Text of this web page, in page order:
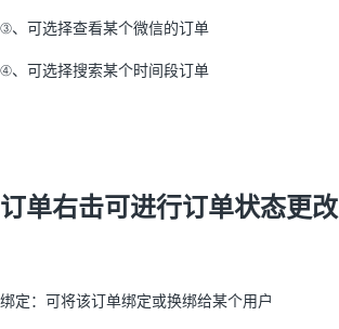
③、可选择查看某个微信的订单
④、可选择搜索某个时间段订单
订单右击可进行订单状态更改
绑定：可将该订单绑定或换绑给某个用户